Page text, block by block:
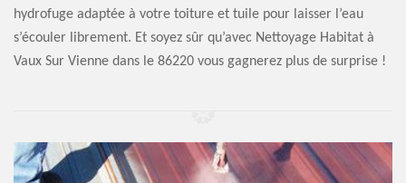
hydrofuge adaptée à votre toiture et tuile pour laisser l’eau
s’écouler librement. Et soyez sûr qu’avec Nettoyage Habitat à
Vaux Sur Vienne dans le 86220 vous gagnerez plus de surprise !